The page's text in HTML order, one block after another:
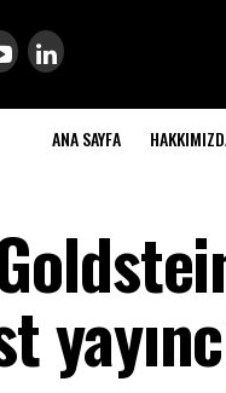
ANA SAYFA